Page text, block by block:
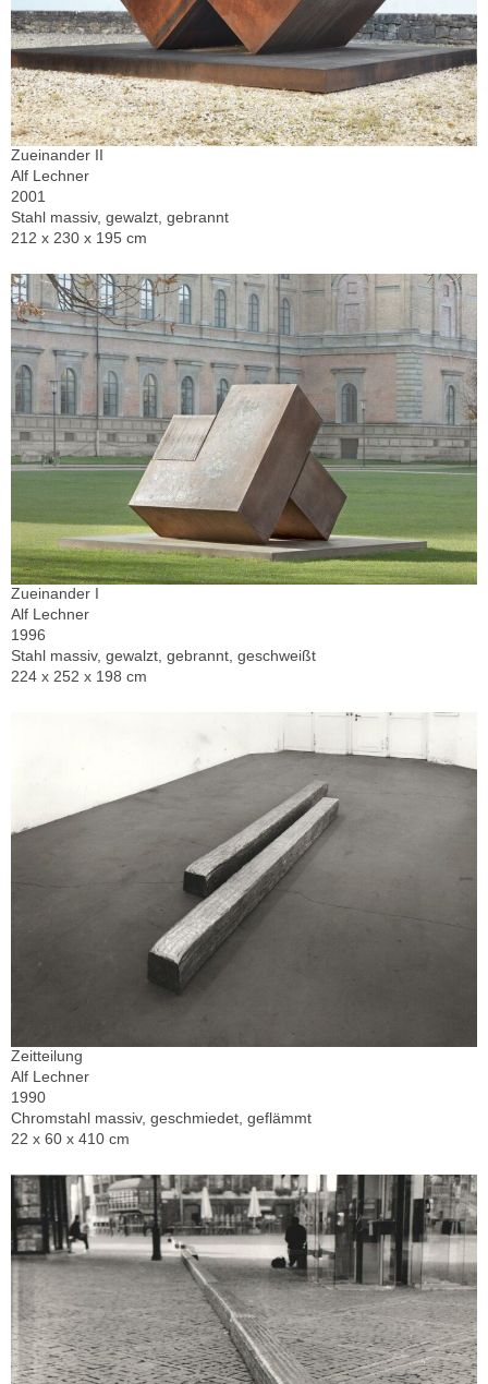
Zueinander II
Alf Lechner
2001
Stahl massiv, gewalzt, gebrannt
212 x 230 x 195 cm
Zueinander I
Alf Lechner
1996
Stahl massiv, gewalzt, gebrannt, geschweißt
224 x 252 x 198 cm
Zeitteilung
Alf Lechner
1990
Chromstahl massiv, geschmiedet, geflämmt
22 x 60 x 410 cm